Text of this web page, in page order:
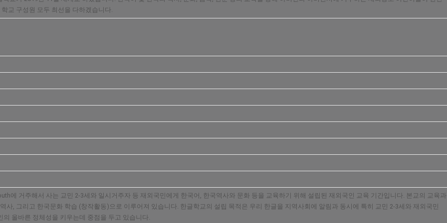
교 구성원 모두 최선을 다하겠습니다.
에 거주해서 사는 교민 2-3세와 일시거주자 등 재외국민에게 한국어, 한국역사와 문화 등을 교육하기 위해 설립된 재외국인 교육 기간입니다. 본교의 교육과
사, 그리고 한국문화 학습 (창작활동)으로 이루어져 있습니다. 한글학교의 설립 목적은 우리 한글을 지역사회에 알림과 동시에 특히 교민 2-3세와 재외국민
올바른 정체성을 키우는데 중점을 두고 있습니다.